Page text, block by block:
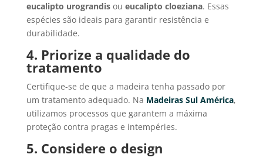
eucalipto urograndisou eucalipto cloeziana. Essas
espécies são ideais para garantir resistência e
durabilidade.
4. Priorize a qualidade do
tratamento
Certifique-se de que a madeira tenha passado por
um tratamento adequado. Na Madeiras Sul América,
utilizamos processos que garantem a máxima
proteção contra pragas e intempéries.
5. Considere o design